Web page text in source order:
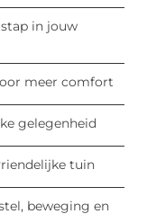
in jouw
meer comfort
gelegenheid
tuin
beweging en